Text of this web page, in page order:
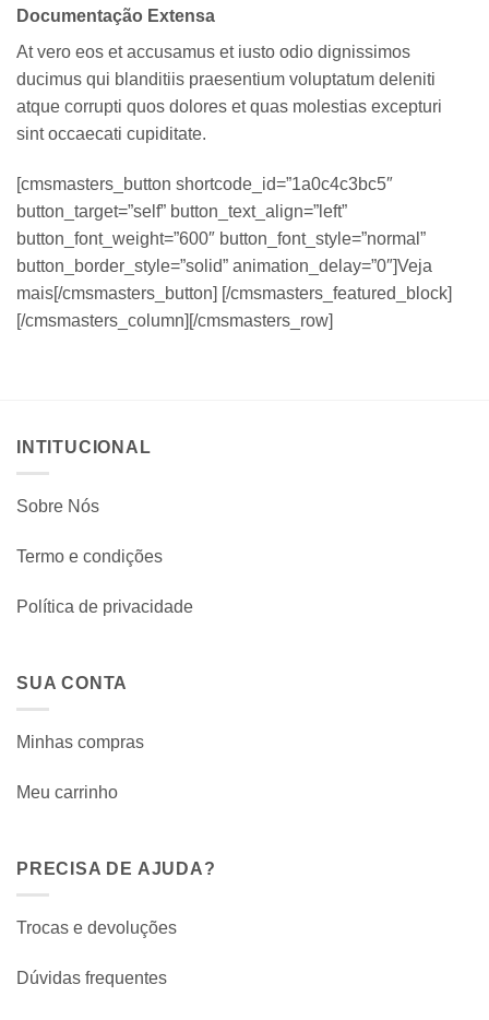
Documentação Extensa
At vero eos et accusamus et iusto odio dignissimos
ducimus qui blanditiis praesentium voluptatum deleniti
atque corrupti quos dolores et quas molestias excepturi
sint occaecati cupiditate.
[cmsmasters_button shortcode_id=”1a0c4c3bc5″
button_target=”self” button_text_align=”left”
button_font_weight=”600″ button_font_style=”normal”
button_border_style=”solid” animation_delay=”0″]Veja
mais[/cmsmasters_button] [/cmsmasters_featured_block]
[/cmsmasters_column][/cmsmasters_row]
INTITUCIONAL
Sobre Nós
Termo e condições
Política de privacidade
SUA CONTA
Minhas compras
Meu carrinho
PRECISA DE AJUDA?
Trocas e devoluções
Dúvidas frequentes